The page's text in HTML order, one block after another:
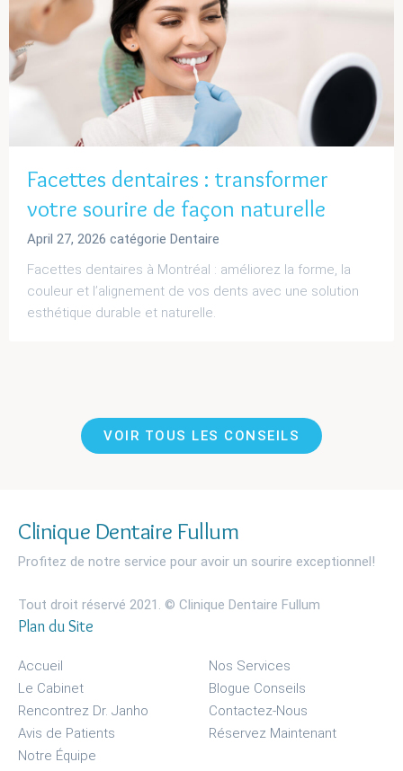
Facettes dentaires : transformer
votre sourire de façon naturelle
April 27, 2026 catégorie Dentaire
Facettes dentaires à Montréal : améliorez la forme, la
couleur et l’alignement de vos dents avec une solution
esthétique durable et naturelle.
VOIR TOUS LES CONSEILS
Clinique Dentaire Fullum
Profitez de notre service pour avoir un sourire exceptionnel!
Tout droit réservé 2021. © Clinique Dentaire Fullum
Plan du Site
Accueil
Le Cabinet
Rencontrez Dr. Janho
Avis de Patients
Notre Équipe
Nos Services
Blogue Conseils
Contactez-Nous
Réservez Maintenant